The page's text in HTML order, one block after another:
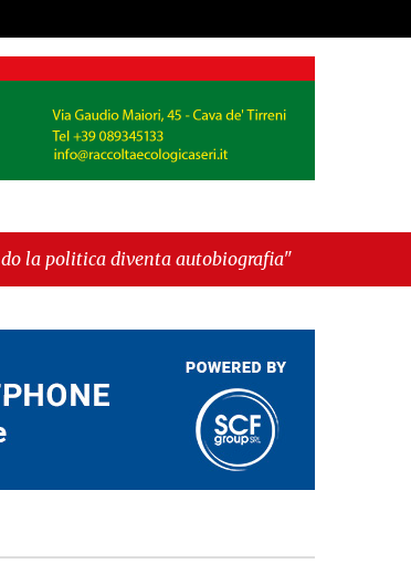
autobiografia"